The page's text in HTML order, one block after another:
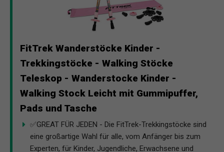
FitTrek Wanderstöcke Kinder -
Trekkingstöcke - Walking Stöcke
Teleskop - Wanderstocke Kinder -
Walking Stock Leicht mit Gummipuffer,
Pads und Tasche
✅GREAT FÜR JEDEN - Die FitTrek-Trekkingstöcke sind
eine großartige Wahl für alle, vom Anfänger bis zum
Experten, für Kinder, Jugendliche, Erwachsene und